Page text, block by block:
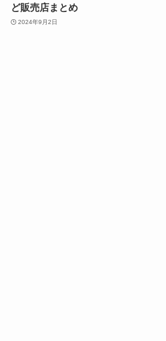
ど販売店まとめ
2024年9月2日